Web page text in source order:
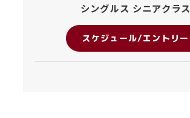
シングルス シニアクラス
スケジュール/エントリー